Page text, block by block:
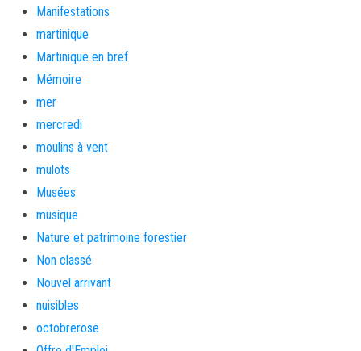
Manifestations
martinique
Martinique en bref
Mémoire
mer
mercredi
moulins à vent
mulots
Musées
musique
Nature et patrimoine forestier
Non classé
Nouvel arrivant
nuisibles
octobrerose